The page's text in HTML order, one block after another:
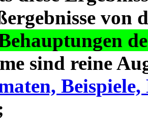
von
sind reine
Beispiele,